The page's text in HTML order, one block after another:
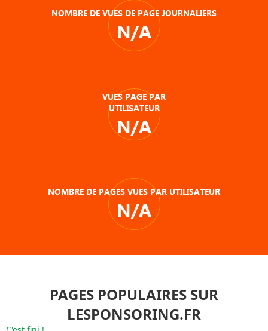
NOMBRE DE VUES DE PAGE JOURNALIERS
N/A
VUES PAGE PAR
UTILISATEUR
N/A
NOMBRE DE PAGES VUES PAR UTILISATEUR
N/A
PAGES POPULAIRES SUR
LESPONSORING.FR